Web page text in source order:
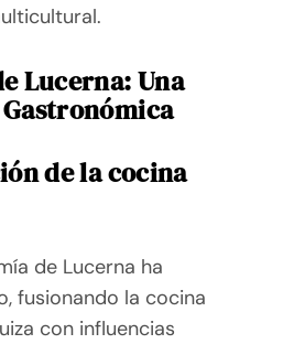
Lucerna: Una
de la cocina
de Lucerna ha
fusionando la cocina
con influencias